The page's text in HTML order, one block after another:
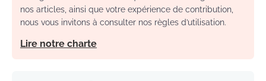
nos articles, ainsi que votre expérience de contribution,
nous vous invitons à consulter nos règles d’utilisation.
Lire notre charte